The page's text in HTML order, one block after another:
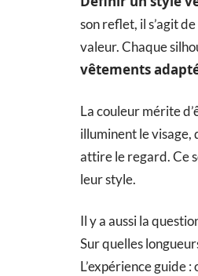
son reflet, il s’agit
valeur. Chaque
vêtements
La couleur mérite
illuminent le visage,
attire le regard. Ce
leur style.
Il y a aussi la
Sur quelles
L’expérience guide